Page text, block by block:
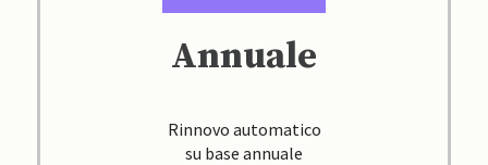
Annuale
Rinnovo automatico
su base annuale